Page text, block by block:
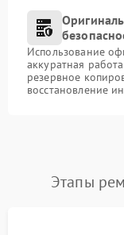
Использование
аккуратная
резервное
восстановление
Этапы